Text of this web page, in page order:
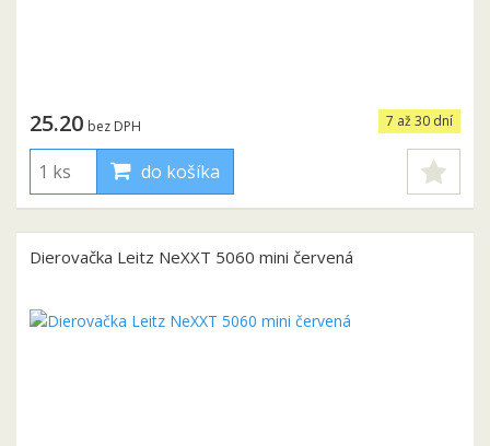
7 až 30 dní
25.20 bez DPH
do košíka
Dierovačka Leitz NeXXT 5060 mini červená